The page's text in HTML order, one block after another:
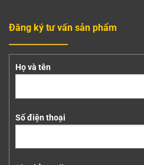
Đăng ký tư vấn sản phẩm
Họ và tên
Số điện thoại